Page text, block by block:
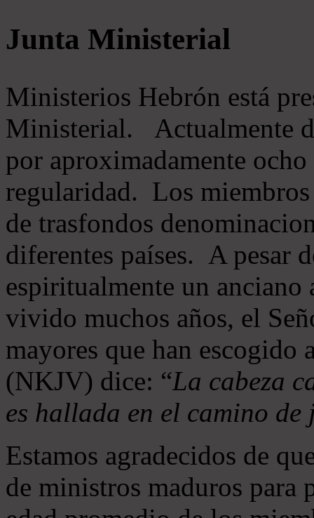
Junta Ministerial
Ministerios Hebrón está
Ministerial. Actualmente
por aproximadamente
regularidad. Los
de trasfondos
diferentes países. A pesar
espiritualmente un
vivido muchos años, el
mayores que han
(NKJV) dice: “La cabeza
es hallada en el camino de
Estamos agradecidos de
de ministros maduros